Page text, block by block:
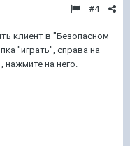
#4
клиент в "Безопасном
"играть", справа на
нажмите на него.